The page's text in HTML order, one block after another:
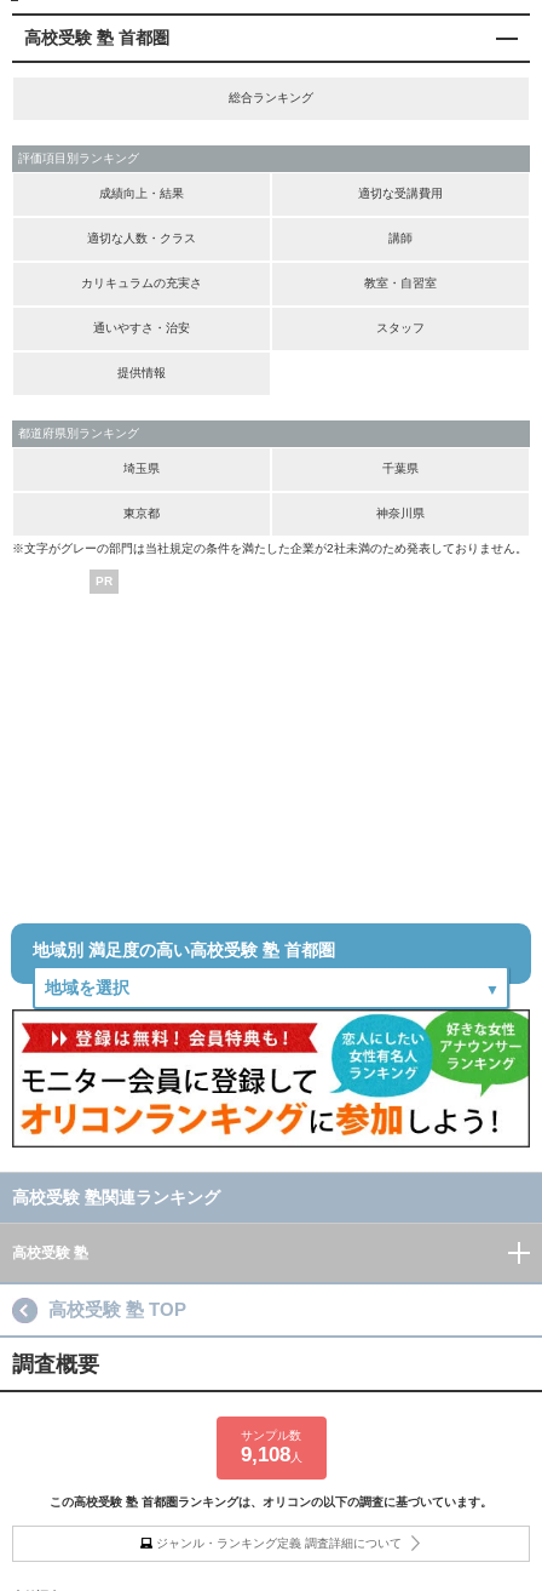
高校受験 塾 首都圏
総合ランキング
評価項目別ランキング
成績向上・結果 適切な受講費用
適切な人数・クラス 講師
カリキュラムの充実さ 教室・自習室
通いやすさ・治安 スタッフ
提供情報
都道府県別ランキング
埼玉県 千葉県
東京都 神奈川県
※文字がグレーの部門は当社規定の条件を満たした企業が2社未満のため発表しておりません。
PR
地域別 満足度の高い高校受験 塾 首都圏
高校受験 塾関連ランキング
高校受験 塾
高校受験 塾 TOP
調査概要
サンプル数
9,108人
この高校受験 塾 首都圏ランキングは、オリコンの以下の調査に基づいています。
ジャンル・ランキング定義 調査詳細について